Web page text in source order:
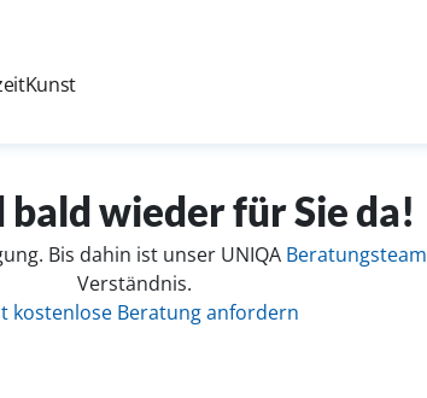
Kunst
wieder für Sie da!
Bis dahin ist unser UNIQA Beratungsteam
Verständnis.
kostenlose Beratung anfordern